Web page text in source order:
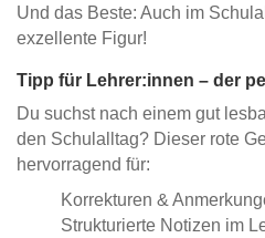
Und das Beste: Auch im
exzellente Figur!
Tipp für Lehrer:innen – der
Du suchst nach einem gut
den Schulalltag? Dieser rote
hervorragend für:
Korrekturen &
Strukturierte Notizen im